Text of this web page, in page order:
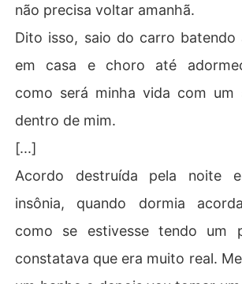
não precisa voltar amanhã.
Dito isso, saio do carro
em casa e choro até
como será minha vida com um
dentro de mim.
[...]
Acordo destruída pela noite
insônia, quando dormia
como se estivesse tendo um
constatava que era muito real.